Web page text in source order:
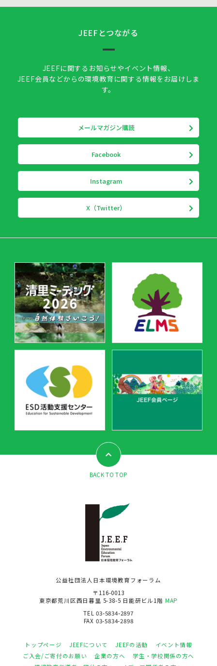
JEEFとつながる
JEEFに関するお知らせやイベント情報、
JEEF会員などからの環境教育に関する情報をお届けしま
す。
メールマガジン購読
Facebook
Instagram
X（Twitter）
BACK TO TOP
公益社団法人日本環境教育フォーラム
〒116-0013
東京都荒川区西日暮里 5-38-5 日能研ビル1階 MAP
TEL 03-5834-2897
FAX 03-5834-2898
トップページ JEEFについて JEEFの活動
イベント情報
ご入会/ご寄付のお願い
企業の方へ
学生・学校関係の方へ